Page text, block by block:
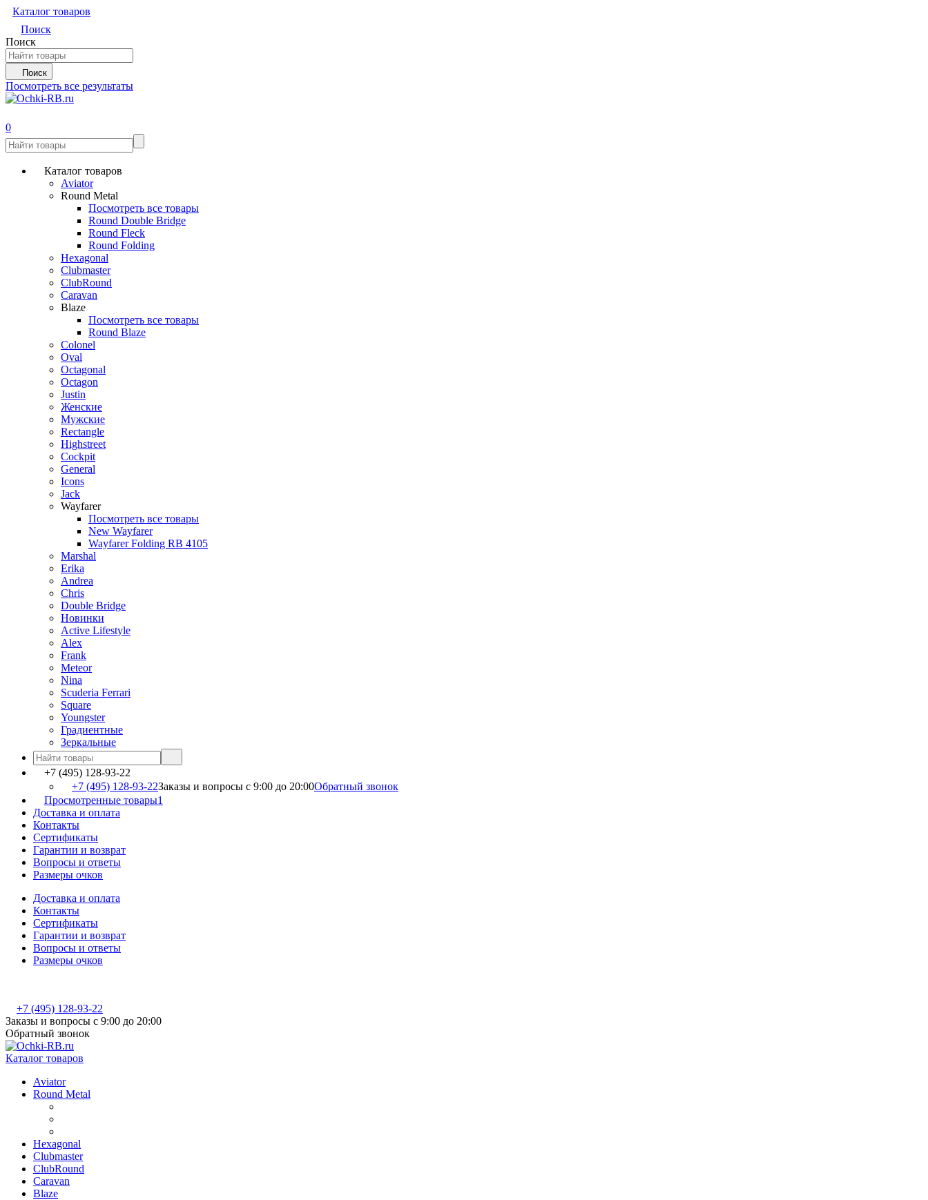
Каталог товаров
Поиск
Поиск
Поиск
Посмотреть все результаты
0
Каталог товаров
Aviator
Round Metal
Посмотреть все товары
Round Double Bridge
Round Fleck
Round Folding
Hexagonal
Clubmaster
ClubRound
Caravan
Blaze
Посмотреть все товары
Round Blaze
Colonel
Oval
Octagonal
Octagon
Justin
Женские
Мужские
Rectangle
Highstreet
Cockpit
General
Icons
Jack
Wayfarer
Посмотреть все товары
New Wayfarer
Wayfarer Folding RB 4105
Marshal
Erika
Andrea
Chris
Double Bridge
Новинки
Active Lifestyle
Alex
Frank
Meteor
Nina
Scuderia Ferrari
Square
Youngster
Градиентные
Зеркальные
+7 (495) 128-93-22
+7 (495) 128-93-22Заказы и вопросы с 9:00 до 20:00Обратный звонок
Просмотренные товары1
Доставка и оплата
Контакты
Сертификаты
Гарантии и возврат
Вопросы и ответы
Размеры очков
Доставка и оплата
Контакты
Сертификаты
Гарантии и возврат
Вопросы и ответы
Размеры очков
+7 (495) 128-93-22
Заказы и вопросы с 9:00 до 20:00
Обратный звонок
Каталог товаров
Aviator
Round Metal
Hexagonal
Clubmaster
ClubRound
Caravan
Blaze